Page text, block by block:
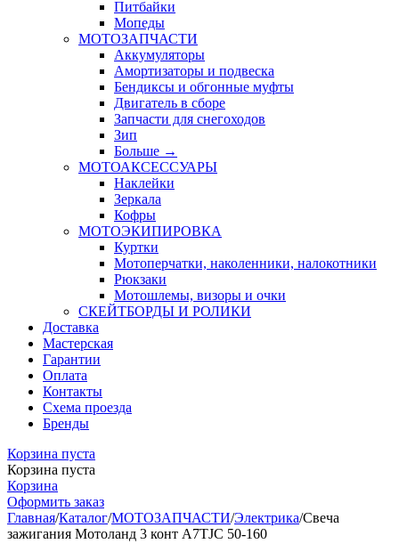
Питбайки
Мопеды
МОТОЗАПЧАСТИ
Аккумуляторы
Амортизаторы и подвеска
Бендиксы и обгонные муфты
Двигатель в сборе
Запчасти для снегоходов
Зип
Больше →
МОТОАКСЕССУАРЫ
Наклейки
Зеркала
Кофры
МОТОЭКИПИРОВКА
Куртки
Мотоперчатки, наколенники, налокотники
Рюкзаки
Мотошлемы, визоры и очки
СКЕЙТБОРДЫ И РОЛИКИ
Доставка
Мастерская
Гарантии
Оплата
Контакты
Схема проезда
Бренды
Корзина пуста
Корзина пуста
Корзина
Оформить заказ
Главная/Каталог/МОТОЗАПЧАСТИ/Электрика/Свеча
зажигания Мотоланд 3 конт A7TJC 50-160